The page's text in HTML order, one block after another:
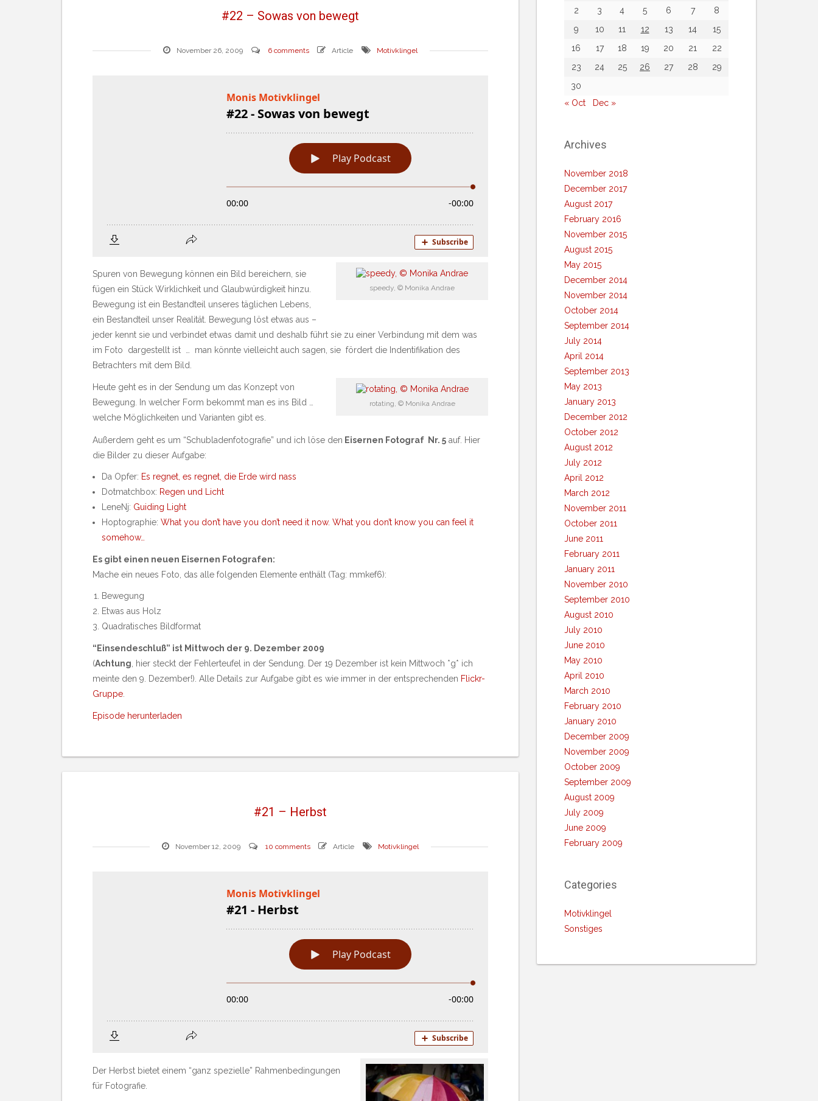
#22 – Sowas von bewegt
November 26, 2009 6 comments Article Motivklingel
speedy, © Monika Andrae
Spuren von Bewegung können ein Bild bereichern, sie
fügen ein Stück Wirklichkeit und Glaubwürdigkeit hinzu.
Bewegung ist ein Bestandteil unseres täglichen Lebens,
ein Bestandteil unser Realität. Bewegung löst etwas aus –
jeder kennt sie und verbindet etwas damit und deshalb führt sie zu einer Verbindung mit dem was
im Foto dargestellt ist … man könnte vielleicht auch sagen, sie fördert die Indentifikation des
Betrachters mit dem Bild.
rotating, © Monika Andrae
Heute geht es in der Sendung um das Konzept von
Bewegung. In welcher Form bekommt man es ins Bild …
welche Möglichkeiten und Varianten gibt es.
Außerdem geht es um “Schubladenfotografie” und ich löse den Eisernen Fotograf Nr. 5 auf. Hier
die Bilder zu dieser Aufgabe:
Da Opfer: Es regnet, es regnet, die Erde wird nass
Dotmatchbox: Regen und Licht
LeneNj: Guiding Light
Hoptographie: What you don’t have you don’t need it now. What you don’t know you can feel it
somehow…
Es gibt einen neuen Eisernen Fotografen:
Mache ein neues Foto, das alle folgenden Elemente enthält (Tag: mmkef6):
Bewegung
Etwas aus Holz
Quadratisches Bildformat
“Einsendeschluß” ist Mittwoch der 9. Dezember 2009
(Achtung , hier steckt der Fehlerteufel in der Sendung. Der 19 Dezember ist kein Mittwoch *g* ich
meinte den 9. Dezember!). Alle Details zur Aufgabe gibt es wie immer in der entsprechenden Flickr-
Gruppe
Episode herunterladen
#21 – Herbst
November 12, 2009 10 comments Article Motivklingel
Der Herbst bietet einem “ganz spezielle” Rahmenbedingungen
für Fotografie.
2
3 4 5 6 7
8
9
10 11 12 13 14
15
16
17 18 19 20 21
22
23
24 25 26 27 28
29
30
« Oct
Dec »
Archives
November 2018
December 2017
August 2017
February 2016
November 2015
August 2015
May 2015
December 2014
November 2014
October 2014
September 2014
July 2014
April 2014
September 2013
May 2013
January 2013
December 2012
October 2012
August 2012
July 2012
April 2012
March 2012
November 2011
October 2011
June 2011
February 2011
January 2011
November 2010
September 2010
August 2010
July 2010
June 2010
May 2010
April 2010
March 2010
February 2010
January 2010
December 2009
November 2009
October 2009
September 2009
August 2009
July 2009
June 2009
February 2009
Categories
Motivklingel
Sonstiges